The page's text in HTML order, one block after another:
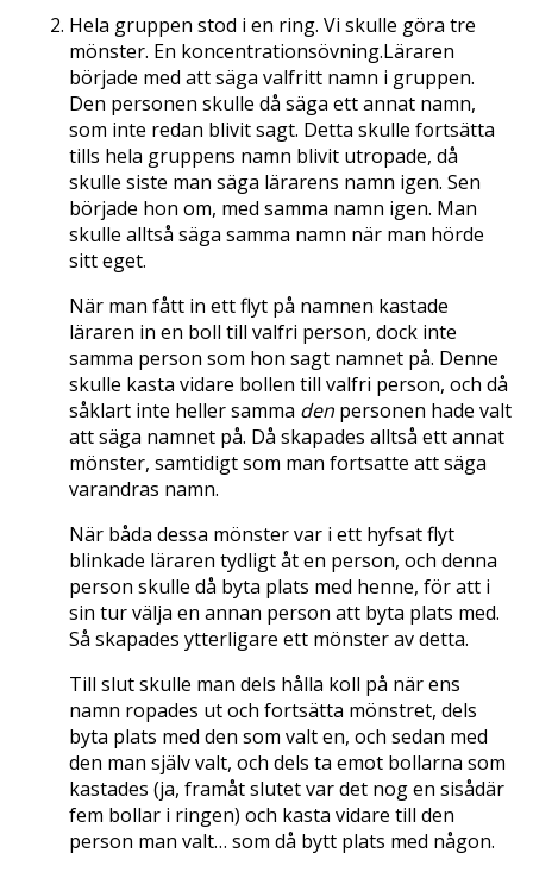
Hela gruppen stod i en ring. Vi skulle göra tre
mönster. En koncentrationsövning.Läraren
började med att säga valfritt namn i gruppen.
Den personen skulle då säga ett annat namn,
som inte redan blivit sagt. Detta skulle fortsätta
tills hela gruppens namn blivit utropade, då
skulle siste man säga lärarens namn igen. Sen
började hon om, med samma namn igen. Man
skulle alltså säga samma namn när man hörde
sitt eget.
När man fått in ett flyt på namnen kastade
läraren in en boll till valfri person, dock inte
samma person som hon sagt namnet på. Denne
skulle kasta vidare bollen till valfri person, och då
såklart inte heller samma den personen hade valt
att säga namnet på. Då skapades alltså ett annat
mönster, samtidigt som man fortsatte att säga
varandras namn.
När båda dessa mönster var i ett hyfsat flyt
blinkade läraren tydligt åt en person, och denna
person skulle då byta plats med henne, för att i
sin tur välja en annan person att byta plats med.
Så skapades ytterligare ett mönster av detta.
Till slut skulle man dels hålla koll på när ens
namn ropades ut och fortsätta mönstret, dels
byta plats med den som valt en, och sedan med
den man själv valt, och dels ta emot bollarna som
kastades (ja, framåt slutet var det nog en sisådär
fem bollar i ringen) och kasta vidare till den
person man valt… som då bytt plats med någon.